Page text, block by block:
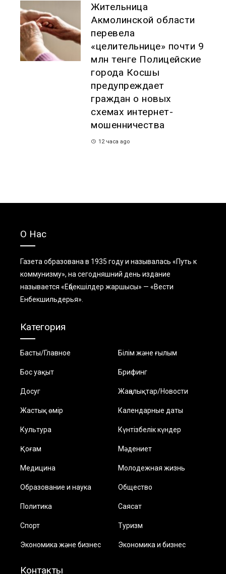
Жительница
Акмолинской области
перевела
«целительнице» почти 9
млн тенге Полицейские
города Косшы
предупреждает
граждан о новых
схемах интернет-
мошенничества
12 часа ago
О Нас
Газета образована в 1935 году и называлась «Путь к
коммунизму», на сегодняшний день издание
называется «Еңбекшiлдер жаршысы» — «Вести
Енбекшильдерья».
Категория
Басты/Главное Білім және ғылым
Бос уақыт Брифинг
Досуг Жаңалықтар/Новости
Жастық өмір Календарные даты
Культура Күнтізбелік күндер
Қоғам Мәдениет
Медицина Молодежная жизнь
Образование и наука Общество
Политика Саясат
Спорт Туризм
Экономика және бизнес Экономика и бизнес
Контакты